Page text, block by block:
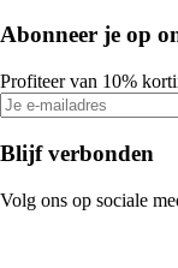
Abonneer je op
Profiteer van 10%
Blijf verbonden
Volg ons op sociale